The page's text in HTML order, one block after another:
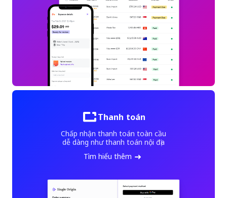
Thanh toán
Chấp nhận thanh toán toàn cầu
dễ dàng như thanh toán nội địa
Tìm hiểu thêm